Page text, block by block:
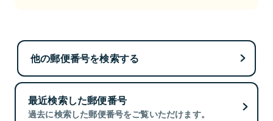
他の郵便番号を検索する
最近検索した郵便番号
過去に検索した郵便番号をご覧いただけます。